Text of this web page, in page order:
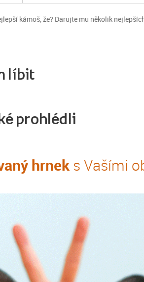
kámoš, že? Darujte mu několik
líbit
prohlédli
hrneks Vašími